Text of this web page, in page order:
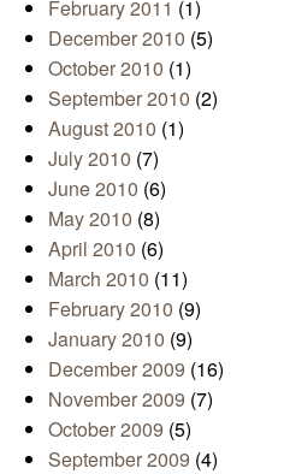
February 2011 (1)
December 2010 (5)
October 2010 (1)
September 2010 (2)
August 2010 (1)
July 2010 (7)
June 2010 (6)
May 2010 (8)
April 2010 (6)
March 2010 (11)
February 2010 (9)
January 2010 (9)
December 2009 (16)
November 2009 (7)
October 2009 (5)
September 2009 (4)